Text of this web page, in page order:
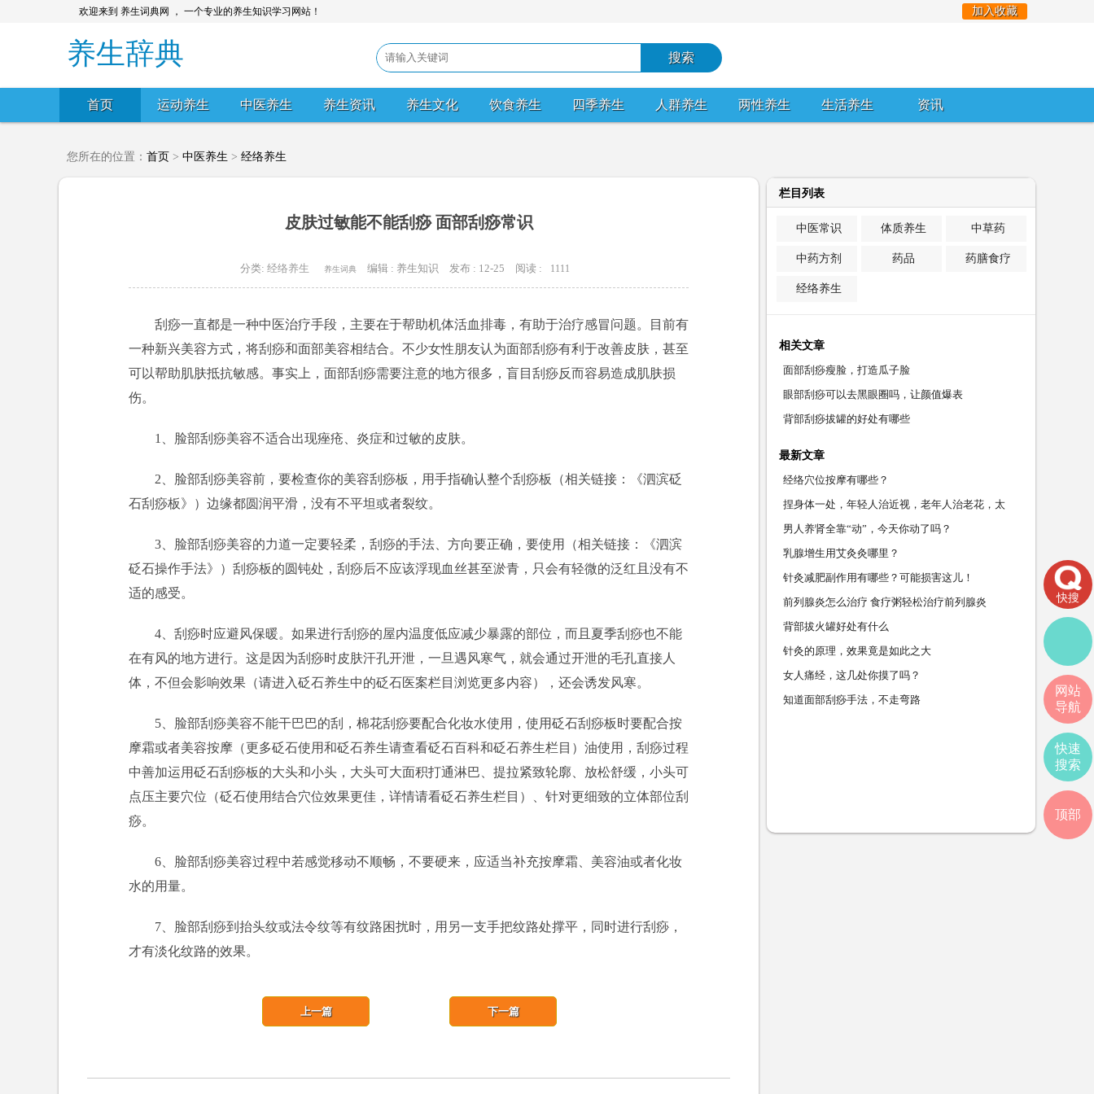
欢迎来到 养生词典网 ， 一个专业的养生知识学习网站！ 加入收藏
养生辞典
首页 运动养生 中医养生 养生资讯 养生文化 饮食养生 四季养生 人群养生 两性养生 生活养生 资讯
您所在的位置： 首页 > 中医养生 > 经络养生
皮肤过敏能不能刮痧 面部刮痧常识
分类: 经络养生 养生词典 编辑 : 养生知识 发布 : 12-25 阅读 : 1111
刮痧一直都是一种中医治疗手段，主要在于帮助机体活血排毒，有助于治疗感冒问题。目前有
一种新兴美容方式，将刮痧和面部美容相结合。不少女性朋友认为面部刮痧有利于改善皮肤，甚至
可以帮助肌肤抵抗敏感。事实上，面部刮痧需要注意的地方很多，盲目刮痧反而容易造成肌肤损
伤。
1、脸部刮痧美容不适合出现痤疮、炎症和过敏的皮肤。
2、脸部刮痧美容前，要检查你的美容刮痧板，用手指确认整个刮痧板（相关链接：《泗滨砭
石刮痧板》）边缘都圆润平滑，没有不平坦或者裂纹。
3、脸部刮痧美容的力道一定要轻柔，刮痧的手法、方向要正确，要使用（相关链接：《泗滨
砭石操作手法》）刮痧板的圆钝处，刮痧后不应该浮现血丝甚至淤青，只会有轻微的泛红且没有不
适的感受。
4、刮痧时应避风保暖。如果进行刮痧的屋内温度低应减少暴露的部位，而且夏季刮痧也不能
在有风的地方进行。这是因为刮痧时皮肤汗孔开泄，一旦遇风寒气，就会通过开泄的毛孔直接人
体，不但会影响效果（请进入砭石养生中的砭石医案栏目浏览更多内容），还会诱发风寒。
5、脸部刮痧美容不能干巴巴的刮，棉花刮痧要配合化妆水使用，使用砭石刮痧板时要配合按
摩霜或者美容按摩（更多砭石使用和砭石养生请查看砭石百科和砭石养生栏目）油使用，刮痧过程
中善加运用砭石刮痧板的大头和小头，大头可大面积打通淋巴、提拉紧致轮廓、放松舒缓，小头可
点压主要穴位（砭石使用结合穴位效果更佳，详情请看砭石养生栏目）、针对更细致的立体部位刮
痧。
6、脸部刮痧美容过程中若感觉移动不顺畅，不要硬来，应适当补充按摩霜、美容油或者化妆
水的用量。
7、脸部刮痧到抬头纹或法令纹等有纹路困扰时，用另一支手把纹路处撑平，同时进行刮痧，
才有淡化纹路的效果。
下一篇
上一篇
栏目列表
中医常识 体质养生 中草药
中药方剂 药品 药膳食疗
经络养生
相关文章
面部刮痧瘦脸，打造瓜子脸
眼部刮痧可以去黑眼圈吗，让颜值爆表
背部刮痧拔罐的好处有哪些
最新文章
经络穴位按摩有哪些？
捏身体一处，年轻人治近视，老年人治老花，太
实用了！
男人养肾全靠“动”，今天你动了吗？
​乳腺增生用艾灸灸哪里？
针灸减肥副作用有哪些？可能损害这儿！
前列腺炎怎么治疗 食疗粥轻松治疗前列腺炎
背部拔火罐好处有什么
针灸的原理，效果竟是如此之大
女人痛经，这几处你摸了吗？
知道面部刮痧手法，不走弯路
快搜
网站
导航
快速
搜索
顶部